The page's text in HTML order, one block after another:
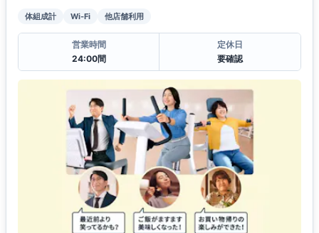
体組成計 Wi-Fi 他店舗利用
営業時間
24:00間
定休日
要確認